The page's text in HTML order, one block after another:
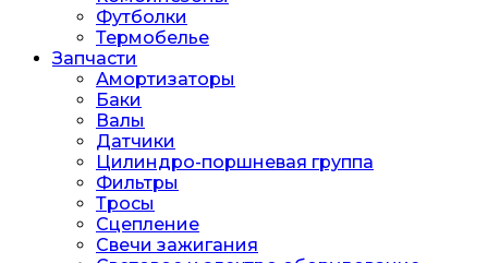
Футболки
Термобелье
Запчасти
Амортизаторы
Баки
Валы
Датчики
Цилиндро-поршневая группа
Фильтры
Тросы
Сцепление
Свечи зажигания